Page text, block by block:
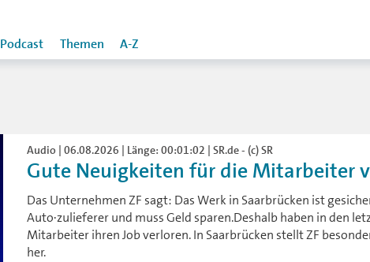
Podcast Themen A-Z
Audio | 06.08.2026 | Länge: 00:01:02 | SR.de - (c) SR
Gute Neuigkeiten für die Mitarbeiter
Das Unternehmen ZF sagt: Das Werk in Saarbrücken ist
Auto·zulieferer und muss Geld sparen.Deshalb haben in den
Mitarbeiter ihren Job verloren. In Saarbrücken stellt ZF
her.